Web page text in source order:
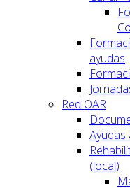
ayudas
Red OAR
Ayudas
(local)